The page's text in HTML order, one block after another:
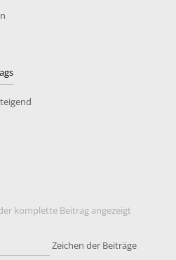
komplette Beitrag angezeigt
Zeichen der Beiträge